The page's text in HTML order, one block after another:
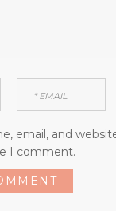
email, and
I comment.